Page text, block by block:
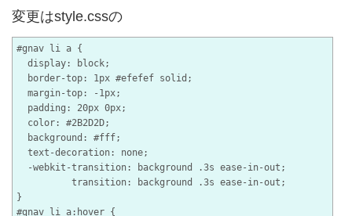
変更はstyle.cssの
#gnav li a {
  display: block;
  border-top: 1px #efefef solid;
  margin-top: -1px;
  padding: 20px 0px;
  color: #2B2D2D;
  background: #fff;
  text-decoration: none;
  -webkit-transition: background .3s ease-in-out;
          transition: background .3s ease-in-out;
}
#gnav li a:hover {